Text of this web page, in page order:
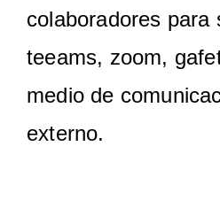
colaboradores para
teeams, zoom,
medio de
externo.